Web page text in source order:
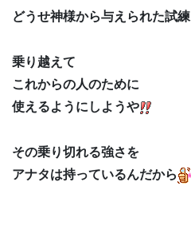
どうせ神様から与えられた試練
乗り越えて
これからの人のために
使えるようにしようや
その乗り切れる強さを
アナタは持っているんだから